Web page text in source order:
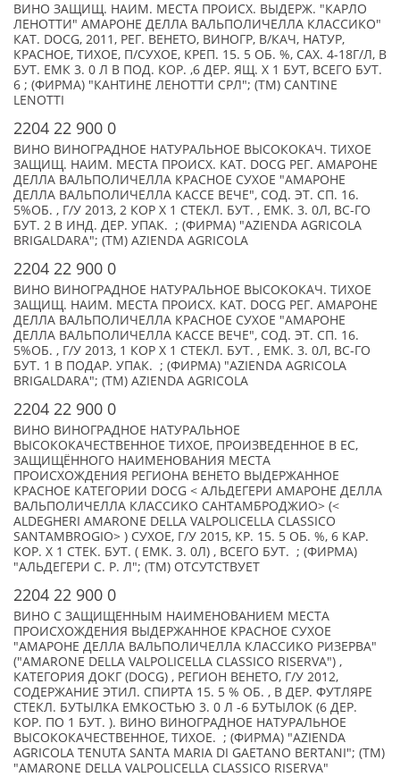
ВИНО ЗАЩИЩ. НАИМ. МЕСТА ПРОИСХ. ВЫДЕРЖ. "КАРЛО
ЛЕНОТТИ" АМАРОНЕ ДЕЛЛА ВАЛЬПОЛИЧЕЛЛА КЛАССИКО"
КАТ. DOCG, 2011, РЕГ. ВЕНЕТО, ВИНОГР, В/КАЧ, НАТУР,
КРАСНОЕ, ТИХОЕ, П/СУХОЕ, КРЕП. 15. 5 ОБ. %, САХ. 4-18Г/Л, В
БУТ. ЕМК 3. 0 Л В ПОД. КОР. ,6 ДЕР. ЯЩ. Х 1 БУТ, ВСЕГО БУТ.
6 ; (ФИРМА) "КАНТИНЕ ЛЕНОТТИ СРЛ"; (TM) CANTINE
LENOTTI
2204 22 900 0
ВИНО ВИНОГРАДНОЕ НАТУРАЛЬНОЕ ВЫСОКОКАЧ. ТИХОЕ
ЗАЩИЩ. НАИМ. МЕСТА ПРОИСХ. КАТ. DOCG РЕГ. АМАРОНЕ
ДЕЛЛА ВАЛЬПОЛИЧЕЛЛА КРАСНОЕ СУХОЕ "АМАРОНЕ
ДЕЛЛА ВАЛЬПОЛИЧЕЛЛА КАССЕ ВЕЧЕ", СОД. ЭТ. СП. 16.
5%ОБ. , Г/У 2013, 2 КОР Х 1 СТЕКЛ. БУТ. , ЕМК. 3. 0Л, ВС-ГО
БУТ. 2 В ИНД. ДЕР. УПАК. ; (ФИРМА) "AZIENDA AGRICOLA
BRIGALDARA"; (TM) AZIENDA AGRICOLA
2204 22 900 0
ВИНО ВИНОГРАДНОЕ НАТУРАЛЬНОЕ ВЫСОКОКАЧ. ТИХОЕ
ЗАЩИЩ. НАИМ. МЕСТА ПРОИСХ. КАТ. DOCG РЕГ. АМАРОНЕ
ДЕЛЛА ВАЛЬПОЛИЧЕЛЛА КРАСНОЕ СУХОЕ "АМАРОНЕ
ДЕЛЛА ВАЛЬПОЛИЧЕЛЛА КАССЕ ВЕЧЕ", СОД. ЭТ. СП. 16.
5%ОБ. , Г/У 2013, 1 КОР Х 1 СТЕКЛ. БУТ. , ЕМК. 3. 0Л, ВС-ГО
БУТ. 1 В ПОДАР. УПАК. ; (ФИРМА) "AZIENDA AGRICOLA
BRIGALDARA"; (TM) AZIENDA AGRICOLA
2204 22 900 0
ВИНО ВИНОГРАДНОЕ НАТУРАЛЬНОЕ
ВЫСОКОКАЧЕСТВЕННОЕ ТИХОЕ, ПРОИЗВЕДЕННОЕ В ЕС,
ЗАЩИЩЁННОГО НАИМЕНОВАНИЯ МЕСТА
ПРОИСХОЖДЕНИЯ РЕГИОНА ВЕНЕТО ВЫДЕРЖАННОЕ
КРАСНОЕ КАТЕГОРИИ DOCG < АЛЬДЕГЕРИ АМАРОНЕ ДЕЛЛА
ВАЛЬПОЛИЧЕЛЛА КЛАССИКО САНТАМБРОДЖИО> (<
ALDEGHERI AMARONE DELLA VALPOLICELLA CLASSICO
SANTAMBROGIO> ) CУХОЕ, Г/У 2015, КР. 15. 5 ОБ. %, 6 КАР.
КОР. Х 1 СТЕК. БУТ. ( ЕМК. 3. 0Л) , ВСЕГО БУТ. ; (ФИРМА)
"АЛЬДЕГЕРИ С. Р. Л"; (TM) ОТСУТСТВУЕТ
2204 22 900 0
ВИНО С ЗАЩИЩЕННЫМ НАИМЕНОВАНИЕМ МЕСТА
ПРОИСХОЖДЕНИЯ ВЫДЕРЖАННОЕ КРАСНОЕ СУХОЕ
"АМАРОНЕ ДЕЛЛА ВАЛЬПОЛИЧЕЛЛА КЛАССИКО РИЗЕРВА"
("AMARONE DELLA VALPOLICELLA CLASSICO RISERVA") ,
КАТЕГОРИЯ ДОКГ (DOCG) , РЕГИОН ВЕНЕТО, Г/У 2012,
СОДЕРЖАНИЕ ЭТИЛ. СПИРТА 15. 5 % ОБ. , В ДЕР. ФУТЛЯРЕ
СТЕКЛ. БУТЫЛКА ЕМКОСТЬЮ 3. 0 Л -6 БУТЫЛОК (6 ДЕР.
КОР. ПО 1 БУТ. ). ВИНО ВИНОГРАДНОЕ НАТУРАЛЬНОЕ
ВЫСОКОКАЧЕСТВЕННОЕ, ТИХОЕ. ; (ФИРМА) "AZIENDA
AGRICOLA TENUTA SANTA MARIA DI GAETANO BERTANI"; (TM)
"AMARONE DELLA VALPOLICELLA CLASSICO RISERVA"